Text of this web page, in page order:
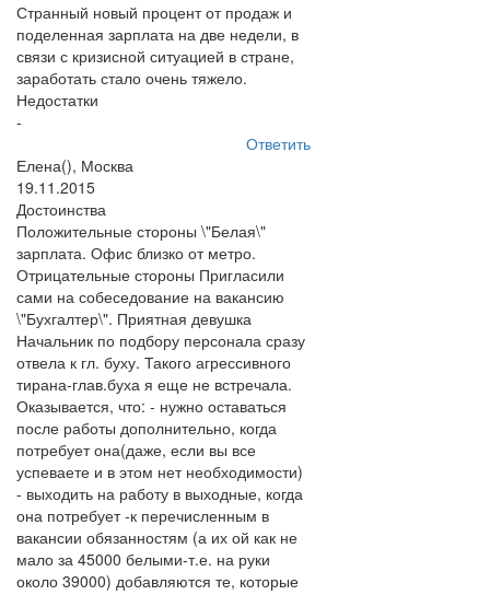
Странный новый процент от продаж и
поделенная зарплата на две недели, в
связи с кризисной ситуацией в стране,
заработать стало очень тяжело.
Недостатки
-
Ответить
Елена(), Москва
19.11.2015
Достоинства
Положительные стороны \"Белая\"
зарплата. Офис близко от метро.
Отрицательные стороны Пригласили
сами на собеседование на вакансию
\"Бухгалтер\". Приятная девушка
Начальник по подбору персонала сразу
отвела к гл. буху. Такого агрессивного
тирана-глав.буха я еще не встречала.
Оказывается, что: - нужно оставаться
после работы дополнительно, когда
потребует она(даже, если вы все
успеваете и в этом нет необходимости)
- выходить на работу в выходные, когда
она потребует -к перечисленным в
вакансии обязанностям (а их ой как не
мало за 45000 белыми-т.е. на руки
около 39000) добавляются те, которые